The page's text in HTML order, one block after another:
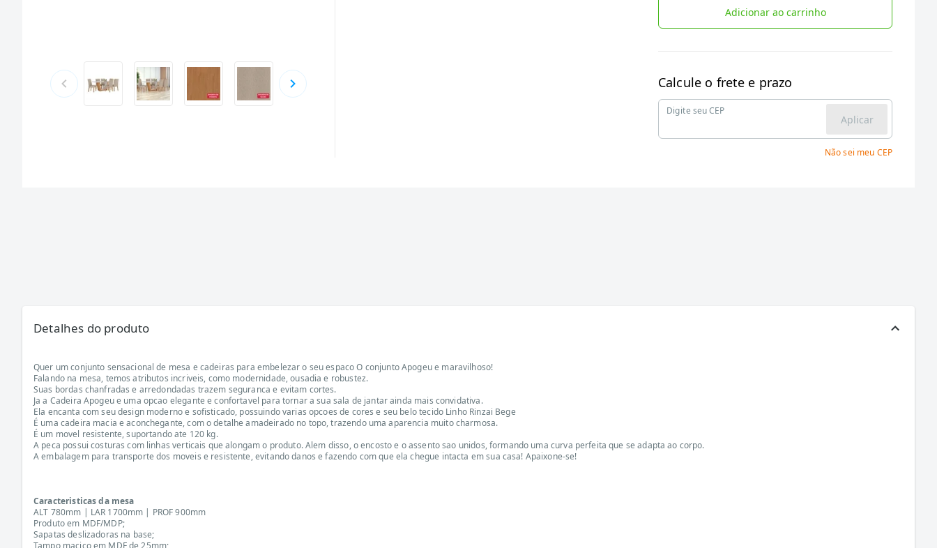
Adicionar ao carrinho
Calcule o frete e prazo
Digite seu CEP
Aplicar
Não sei meu CEP
Detalhes do produto
Quer um conjunto sensacional de mesa e cadeiras para embelezar o seu espaco O conjunto Apogeu e maravilhoso!
Falando na mesa, temos atributos incriveis, como modernidade, ousadia e robustez.
Suas bordas chanfradas e arredondadas trazem seguranca e evitam cortes.
Ja a Cadeira Apogeu e uma opcao elegante e confortavel para tornar a sua sala de jantar ainda mais convidativa.
Ela encanta com seu design moderno e sofisticado, possuindo varias opcoes de cores e seu belo tecido Linho Rinzai Bege
É uma cadeira macia e aconchegante, com o detalhe amadeirado no topo, trazendo uma aparencia muito charmosa.
É um movel resistente, suportando ate 120 kg.
A peca possui costuras com linhas verticais que alongam o produto. Alem disso, o encosto e o assento sao unidos, formando uma curva perfeita que se adapta ao corpo.
A embalagem para transporte dos moveis e resistente, evitando danos e fazendo com que ela chegue intacta em sua casa! Apaixone-se!
Caracteristicas da mesa
ALT 780mm | LAR 1700mm | PROF 900mm
Produto em MDF/MDP;
Sapatas deslizadoras na base;
Tampo macico em MDF de 25mm;